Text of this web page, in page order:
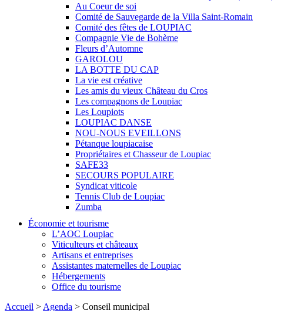
Au Coeur de soi
Comité de Sauvegarde de la Villa Saint-Romain
Comité des fêtes de LOUPIAC
Compagnie Vie de Bohème
Fleurs d’Automne
GAROLOU
LA BOTTE DU CAP
La vie est créative
Les amis du vieux Château du Cros
Les compagnons de Loupiac
Les Loupiots
LOUPIAC DANSE
NOU-NOUS EVEILLONS
Pétanque loupiacaise
Propriétaires et Chasseur de Loupiac
SAFE33
SECOURS POPULAIRE
Syndicat viticole
Tennis Club de Loupiac
Zumba
Économie et tourisme
L’AOC Loupiac
Viticulteurs et châteaux
Artisans et entreprises
Assistantes maternelles de Loupiac
Hébergements
Office du tourisme
Accueil > Agenda > Conseil municipal